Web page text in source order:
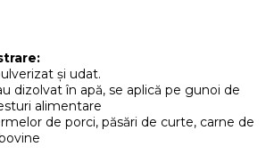
și udat.
dizolvat în apă, se aplică pe gunoi de
alimentare
de porci, păsări de curte, carne de